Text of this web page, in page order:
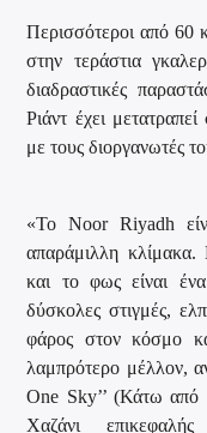
Περισσότεροι από 60
στην τεράστια
διαδραστικές
Ριάντ έχει
με τους διοργανωτές
«Το Noor Riyadh
απαράμιλλη
και το φως είναι
δύσκολες στιγμές,
φάρος στον κόσμο
λαμπρότερο μέλλον,
One Sky’’ (Κάτω
Χαζάνι